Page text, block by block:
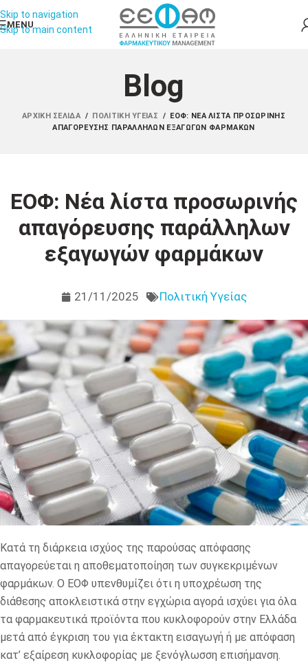
Skip to navigation
Skip to main content
MENU
Blog
ΑΡΧΙΚΉ ΣΕΛΊΔΑ / ΠΟΛΙΤΙΚΉ ΥΓΕΊΑΣ / ΕΟΦ: ΝΈΑ ΛΊΣΤΑ ΠΡΟΣΩΡΙΝΉΣ
ΑΠΑΓΌΡΕΥΣΗΣ ΠΑΡΆΛΛΗΛΩΝ ΕΞΑΓΩΓΏΝ ΦΑΡΜΆΚΩΝ
ΕΟΦ: Νέα λίστα προσωρινής
απαγόρευσης παράλληλων
εξαγωγών φαρμάκων
21/11/2025 Πολιτική Υγείας
Κατά τη διάρκεια ισχύος της παρούσας απόφασης
απαγορεύεται η αποθεματοποίηση των συγκεκριμένων
φαρμάκων. Ο ΕΟΦ υπενθυμίζει ότι η υποχρέωση της
διάθεσης αποκλειστικά στην εγχώρια αγορά ισχύει για όλα
τα φαρμακευτικά προϊόντα που κυκλοφορούν στην Ελλάδα
μετά από έγκριση του για έκτακτη εισαγωγή ή με απόφαση
κατ’ εξαίρεση κυκλοφορίας με ξενόγλωσση επισήμανση.